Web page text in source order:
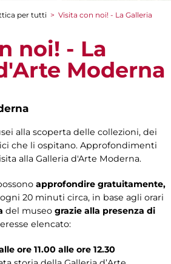
per tutti > Visita con noi! - La Galleria
noi! - La
Moderna
alla scoperta delle collezioni, dei
che li ospitano. Approfondimenti
alla Galleria d'Arte Moderna.
approfondire gratuitamente,
20 minuti circa, in base agli orari
del museo grazie alla presenza di
elencato:
ore 11.00 alle ore 12.30